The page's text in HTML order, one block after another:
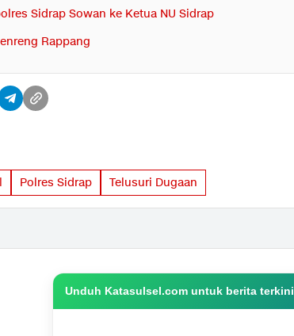
Sidrap Sowan ke Ketua NU Sidrap
Rappang
Polres Sidrap Telusuri Dugaan
Unduh Katasulsel.com untuk berita terkini